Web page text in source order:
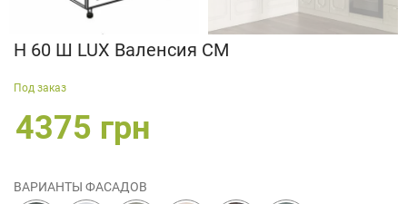
Н 60 Ш LUX Валенсия СМ
Под заказ
4375 грн
ВАРИАНТЫ ФАСАДОВ